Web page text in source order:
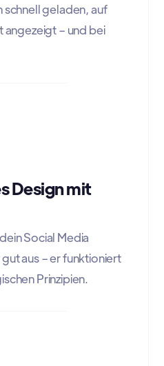
schnell geladen, auf
– und bei
Design mit
Social Media
aus – er funktioniert
Prinzipien.